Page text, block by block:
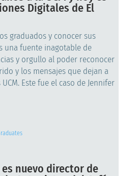
Digitales de El
graduados y conocer sus
una fuente inagotable de
y orgullo al poder reconocer
y los mensajes que dejan a
Este fue el caso de Jennifer
es nuevo director de